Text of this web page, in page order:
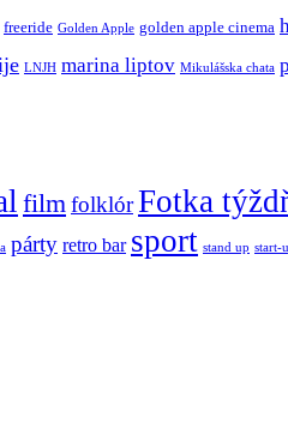
freeride Golden Apple golden apple cinema
LNJH marina liptov Mikulášska chata
filmfolklórFotka
párty retro bar sport stand up start-